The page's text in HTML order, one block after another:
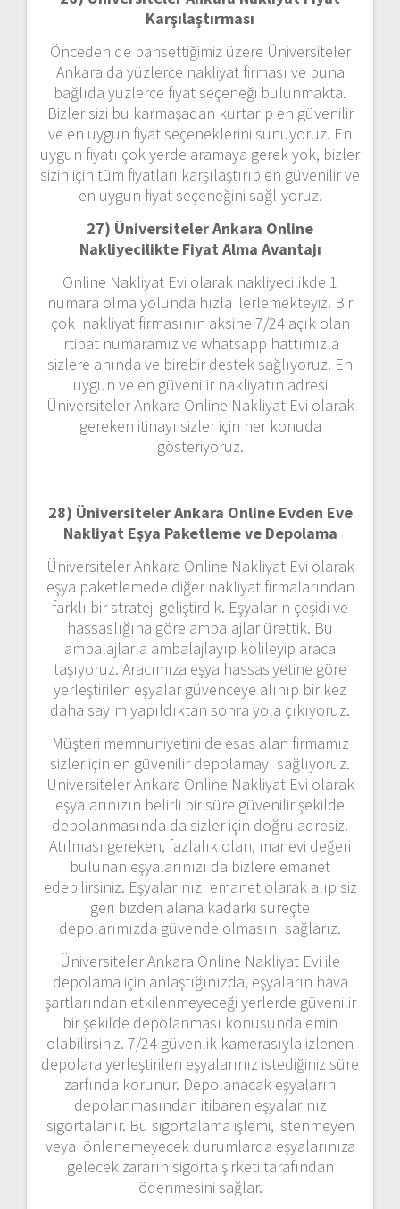
Karşılaştırması
Önceden de bahsettiğimiz üzere Üniversiteler
Ankara da yüzlerce nakliyat firması ve buna
bağlıda yüzlerce fiyat seçeneği bulunmakta.
Bizler sizi bu karmaşadan kurtarıp en güvenilir
ve en uygun fiyat seçeneklerini sunuyoruz. En
uygun fiyatı çok yerde aramaya gerek yok, bizler
sizin için tüm fiyatları karşılaştırıp en güvenilir ve
en uygun fiyat seçeneğini sağlıyoruz.
27) Üniversiteler Ankara Online
Nakliyecilikte Fiyat Alma Avantajı
Online Nakliyat Evi olarak nakliyecilikde 1
numara olma yolunda hızla ilerlemekteyiz. Bir
çok nakliyat firmasının aksine 7/24 açık olan
irtibat numaramız ve whatsapp hattımızla
sizlere anında ve birebir destek sağlıyoruz. En
uygun ve en güvenilir nakliyatın adresi
Üniversiteler Ankara Online Nakliyat Evi olarak
gereken itinayı sizler için her konuda
gösteriyoruz.
28) Üniversiteler Ankara Online Evden Eve
Nakliyat Eşya Paketleme ve Depolama
Üniversiteler Ankara Online Nakliyat Evi olarak
eşya paketlemede diğer nakliyat firmalarından
farklı bir strateji geliştirdik. Eşyaların çeşidi ve
hassaslığına göre ambalajlar ürettik. Bu
ambalajlarla ambalajlayıp kolileyip araca
taşıyoruz. Aracımıza eşya hassasiyetine göre
yerleştirilen eşyalar güvenceye alınıp bir kez
daha sayım yapıldıktan sonra yola çıkıyoruz.
Müşteri memnuniyetini de esas alan firmamız
sizler için en güvenilir depolamayı sağlıyoruz.
Üniversiteler Ankara Online Nakliyat Evi olarak
eşyalarınızın belirli bir süre güvenilir şekilde
depolanmasında da sizler için doğru adresiz.
Atılması gereken, fazlalık olan, manevi değeri
bulunan eşyalarınızı da bizlere emanet
edebilirsiniz. Eşyalarınızı emanet olarak alıp siz
geri bizden alana kadarki süreçte
depolarımızda güvende olmasını sağlarız.
Üniversiteler Ankara Online Nakliyat Evi ile
depolama için anlaştığınızda, eşyaların hava
şartlarından etkilenmeyeceği yerlerde güvenilir
bir şekilde depolanması konusunda emin
olabilirsiniz. 7/24 güvenlik kamerasıyla izlenen
depolara yerleştirilen eşyalarınız istediğiniz süre
zarfında korunur. Depolanacak eşyaların
depolanmasından itibaren eşyalarınız
sigortalanır. Bu sigortalama işlemi, istenmeyen
veya önlenemeyecek durumlarda eşyalarınıza
gelecek zararın sigorta şirketi tarafından
ödenmesini sağlar.